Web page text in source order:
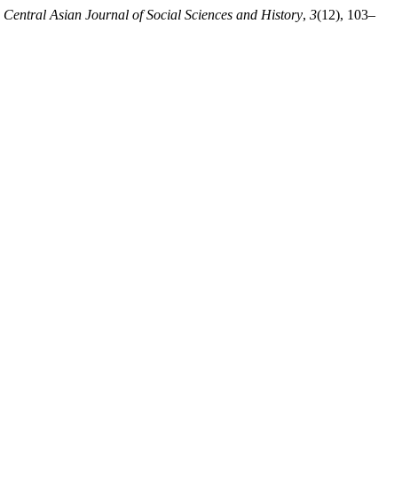
Central Asian Journal of Social Sciences and History, 3(12), 103–